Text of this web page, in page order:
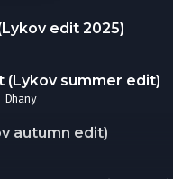
edit 2025)
(Lykov summer edit)
autumn edit)
это действие
MUZVIZOR.
получить
Ваше